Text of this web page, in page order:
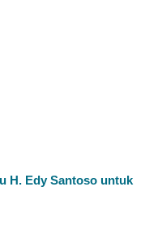
H. Edy Santoso untuk